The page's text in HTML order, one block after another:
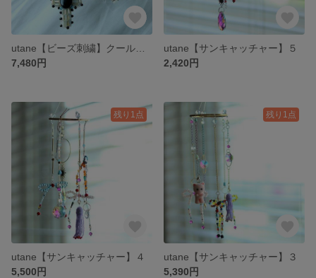
7,480円
utane【サンキャッチャー】５
2,420円
残り1点
utane【サンキャッチャー】４
5,500円
残り1点
utane【サンキャッチャー】３
5,390円